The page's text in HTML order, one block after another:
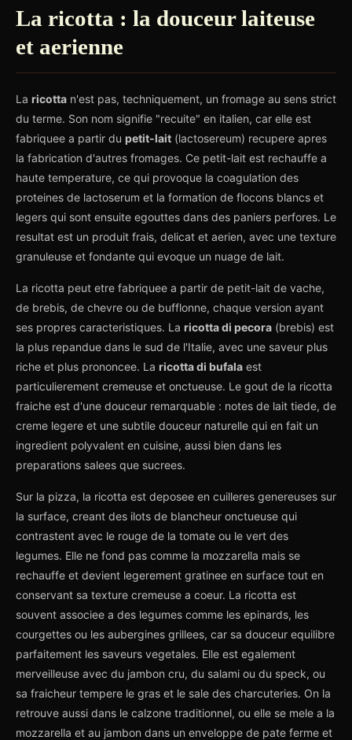
La ricotta : la douceur laiteuse
et aerienne
La ricotta n'est pas, techniquement, un fromage au sens strict
du terme. Son nom signifie "recuite" en italien, car elle est
fabriquee a partir du petit-lait (lactosereum) recupere apres
la fabrication d'autres fromages. Ce petit-lait est rechauffe a
haute temperature, ce qui provoque la coagulation des
proteines de lactoserum et la formation de flocons blancs et
legers qui sont ensuite egouttes dans des paniers perfores. Le
resultat est un produit frais, delicat et aerien, avec une texture
granuleuse et fondante qui evoque un nuage de lait.
La ricotta peut etre fabriquee a partir de petit-lait de vache,
de brebis, de chevre ou de bufflonne, chaque version ayant
ses propres caracteristiques. La ricotta di pecora (brebis) est
la plus repandue dans le sud de l'Italie, avec une saveur plus
riche et plus prononcee. La ricotta di bufala est
particulierement cremeuse et onctueuse. Le gout de la ricotta
fraiche est d'une douceur remarquable : notes de lait tiede, de
creme legere et une subtile douceur naturelle qui en fait un
ingredient polyvalent en cuisine, aussi bien dans les
preparations salees que sucrees.
Sur la pizza, la ricotta est deposee en cuilleres genereuses sur
la surface, creant des ilots de blancheur onctueuse qui
contrastent avec le rouge de la tomate ou le vert des
legumes. Elle ne fond pas comme la mozzarella mais se
rechauffe et devient legerement gratinee en surface tout en
conservant sa texture cremeuse a coeur. La ricotta est
souvent associee a des legumes comme les epinards, les
courgettes ou les aubergines grillees, car sa douceur equilibre
parfaitement les saveurs vegetales. Elle est egalement
merveilleuse avec du jambon cru, du salami ou du speck, ou
sa fraicheur tempere le gras et le sale des charcuteries. On la
retrouve aussi dans le calzone traditionnel, ou elle se mele a la
mozzarella et au jambon dans un enveloppe de pate ferme et